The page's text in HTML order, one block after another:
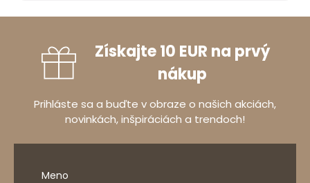
Získajte 10 EUR na prvý
nákup
Prihláste sa a buďte v obraze o našich akciách,
novinkách, inšpiráciách a trendoch!
Meno